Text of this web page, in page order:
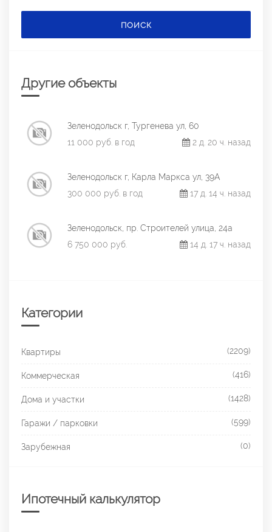
ПОИСК
Другие объекты
Зеленодольск г, Тургенева ул, 60
11 000 руб. в год
2 д. 20 ч. назад
Зеленодольск г, Карла Маркса ул, 39А
300 000 руб. в год
17 д. 14 ч. назад
Зеленодольск, пр. Строителей улица, 24а
6 750 000 руб.
14 д. 17 ч. назад
Категории
Квартиры (2209)
Коммерческая (416)
Дома и участки (1428)
Гаражи / парковки (599)
Зарубежная (0)
Ипотечный калькулятор